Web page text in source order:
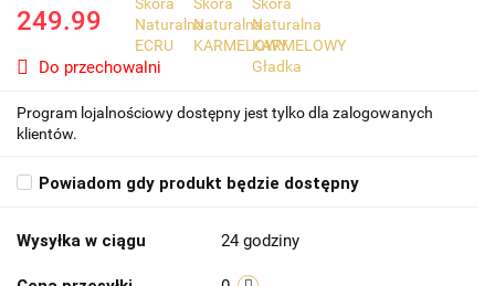
249.99
Do przechowalni
Program lojalnościowy dostępny jest tylko dla zalogowanych
klientów.
Powiadom gdy produkt będzie dostępny
Wysyłka w ciągu 24 godziny